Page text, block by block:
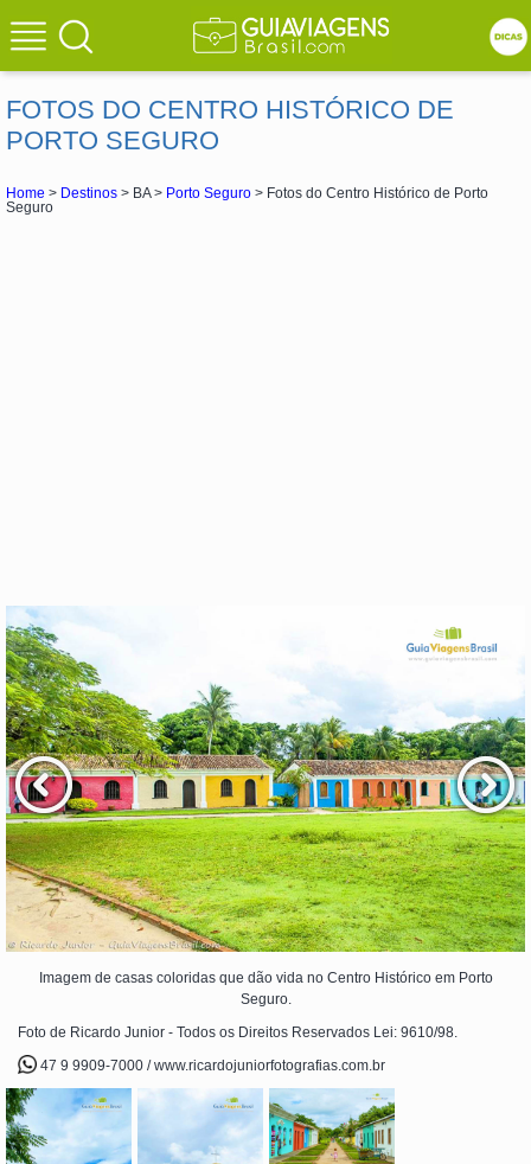
FOTOS DO CENTRO HISTÓRICO DE
PORTO SEGURO
Home > Destinos > BA > Porto Seguro > Fotos do Centro Histórico de Porto
Seguro
Imagem de casas coloridas que dão vida no Centro Histórico em Porto
Seguro.
Foto de Ricardo Junior - Todos os Direitos Reservados Lei: 9610/98.
47 9 9909-7000 / www.ricardojuniorfotografias.com.br